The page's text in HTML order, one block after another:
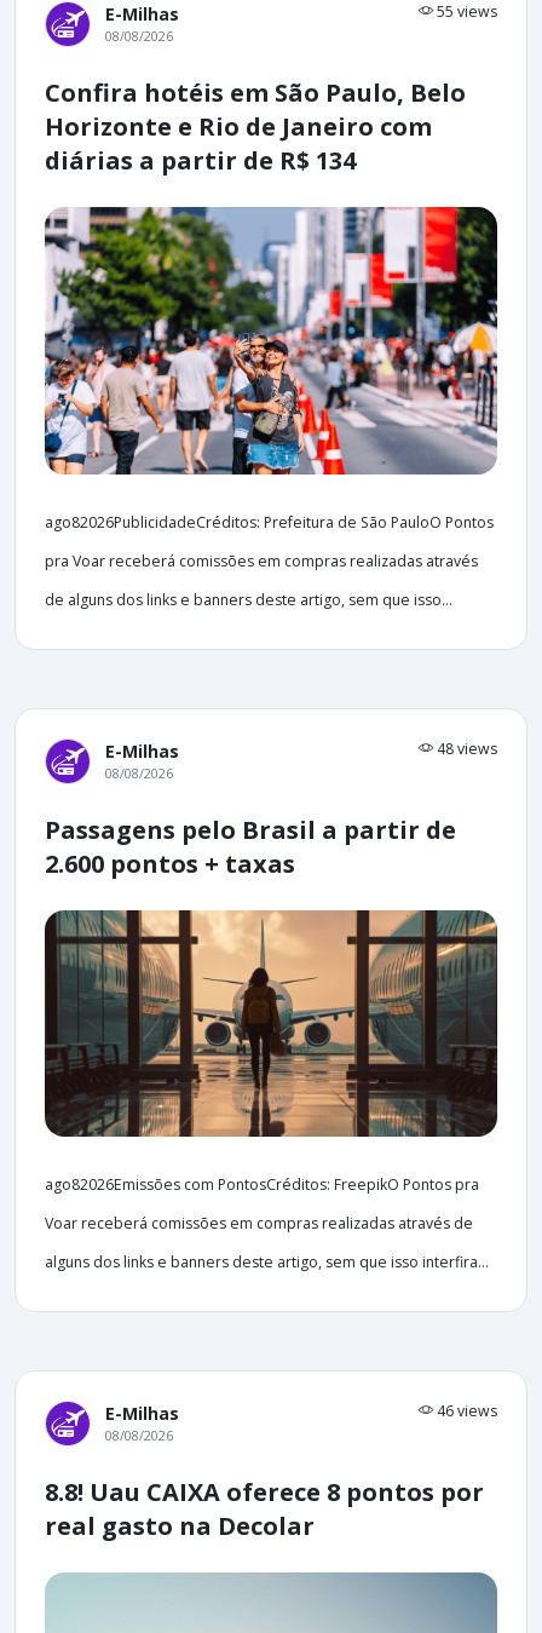
E-Milhas 55 views
08/08/2026
Confira hotéis em São Paulo, Belo
Horizonte e Rio de Janeiro com
diárias a partir de R$ 134
ago82026PublicidadeCréditos: Prefeitura de São PauloO Pontos
pra Voar receberá comissões em compras realizadas através
de alguns dos links e banners deste artigo, sem que isso...
E-Milhas 48 views
08/08/2026
Passagens pelo Brasil a partir de
2.600 pontos + taxas
ago82026Emissões com PontosCréditos: FreepikO Pontos pra
Voar receberá comissões em compras realizadas através de
alguns dos links e banners deste artigo, sem que isso interfira...
E-Milhas 46 views
08/08/2026
8.8! Uau CAIXA oferece 8 pontos por
real gasto na Decolar